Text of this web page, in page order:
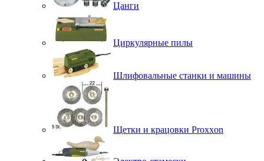
Цанги
Циркулярные пилы
Шлифовальные станки и машины
Щетки и крацовки Proxxon